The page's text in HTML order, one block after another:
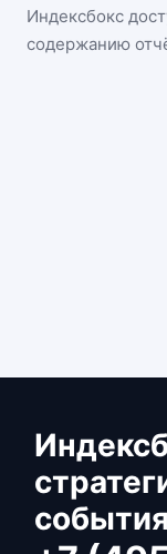
Индексбокс
содержанию
события